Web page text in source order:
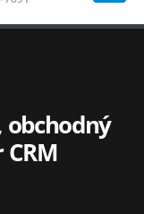
obchodný